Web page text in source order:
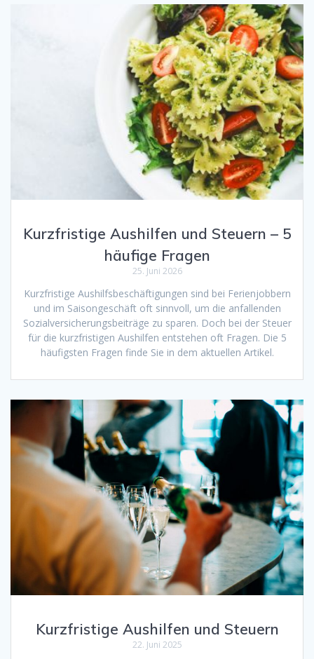
Kurzfristige Aushilfen und Steuern – 5
häufige Fragen
25. Juni 2026
Kurzfristige Aushilfsbeschäftigungen sind bei Ferienjobbern
und im Saisongeschäft oft sinnvoll, um die anfallenden
Sozialversicherungsbeiträge zu sparen. Doch bei der Steuer
für die kurzfristigen Aushilfen entstehen oft Fragen. Die 5
häufigsten Fragen finde Sie in dem aktuellen Artikel.
Kurzfristige Aushilfen und Steuern
22. Juni 2025